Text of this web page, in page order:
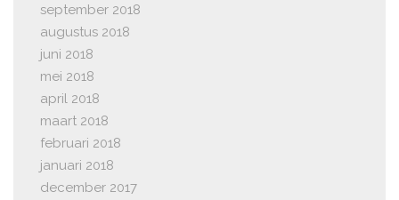
september 2018
augustus 2018
juni 2018
mei 2018
april 2018
maart 2018
februari 2018
januari 2018
december 2017